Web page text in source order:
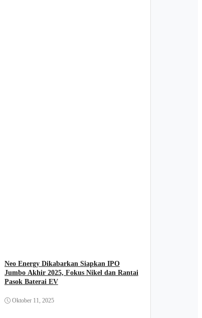
Neo Energy Dikabarkan Siapkan IPO
Jumbo Akhir 2025, Fokus Nikel dan Rantai
Pasok Baterai EV
Oktober 11, 2025